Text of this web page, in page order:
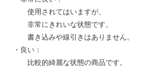
使用されてはいますが、
非常にきれいな状態です。
書き込みや線引きはありません。
・良い：
比較的綺麗な状態の商品です。